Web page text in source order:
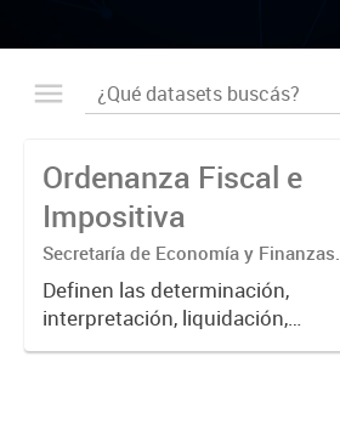
Ordenanza Fiscal e
Impositiva
Secretaría de Economía y Finanzas.
Definen las determinación,
interpretación, liquidación,
fiscalización, pago, exenciones,